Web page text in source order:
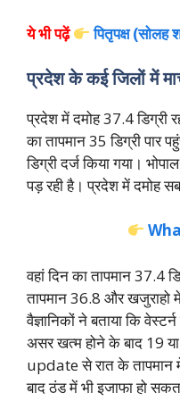
ये भी पढ़ें पितृपक्ष (सोलह
प्रदेश के कई जिलों में
प्रदेश में दमोह 37.4 डिग्री
का तापमान 35 डिग्री पार
डिग्री दर्ज किया गया।
पड़ रही है। प्रदेश में दमोह
वहां दिन का तापमान 37.4
तापमान 36.8 और खजुराहो
वैज्ञानिकों ने बताया कि
असर खत्म होने के बाद 19
update से रात के तापमान
बाद ठंड में भी इजाफा हो